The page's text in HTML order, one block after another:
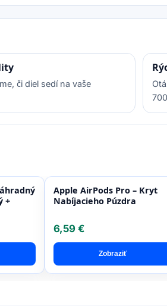
či diel sedí na vaše
+
Apple AirPods Pro – Kryt
Nabíjacieho Púzdra
6,59 €
Zobraziť